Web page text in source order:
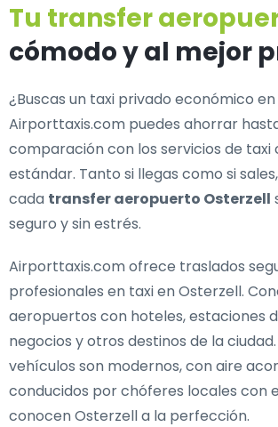
Tu transfer
cómodo y al mejor
¿Buscas un taxi privado económico
Airporttaxis.com puedes ahorrar
comparación con los servicios de
estándar. Tanto si llegas como si
cada transfer aeropuerto Osterzell
seguro y sin estrés.
Airporttaxis.com ofrece traslados
profesionales en taxi en Osterzell.
aeropuertos con hoteles, estaciones
negocios y otros destinos de la
vehículos son modernos, con aire
conducidos por chóferes locales con
conocen Osterzell a la perfección.